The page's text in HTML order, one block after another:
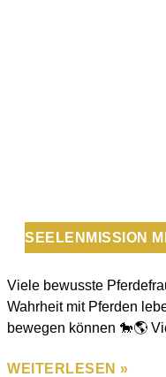
SEELENMISSION
Viele bewusste
Wahrheit mit Pferden
bewegen können 🐎🌎
WEITERLESEN »